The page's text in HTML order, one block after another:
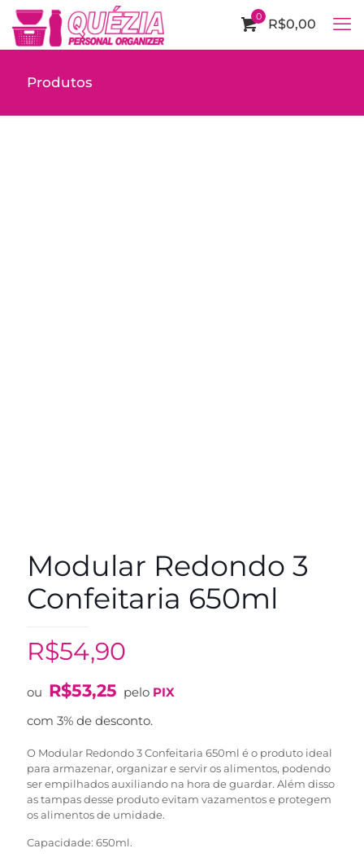
0 R$0,00
Produtos
Modular Redondo 3
Confeitaria 650ml
R$54,90
ou R$53,25 pelo PIX
com 3% de desconto.
O Modular Redondo 3 Confeitaria 650ml é o produto ideal
para armazenar, organizar e servir os alimentos, podendo
ser empilhados auxiliando na hora de guardar. Além disso
as tampas desse produto evitam vazamentos e protegem
os alimentos de umidade.
Capacidade: 650ml.